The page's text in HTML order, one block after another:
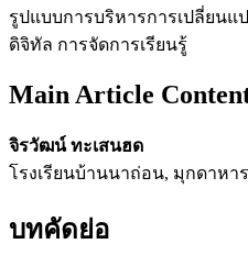
รูปแบบการบริหารการเปลี่ยนแ
ดิจิทัล การจัดการเรียนรู้
Main Article
จิรวัฒน์ ทะเสนฮด
โรงเรียนบ้านนาถ่อน, มุกดาหา
บทคัดย่อ